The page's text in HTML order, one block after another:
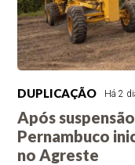
DUPLICAÇÃO Há 2
Após
Pernambuco
no Agreste